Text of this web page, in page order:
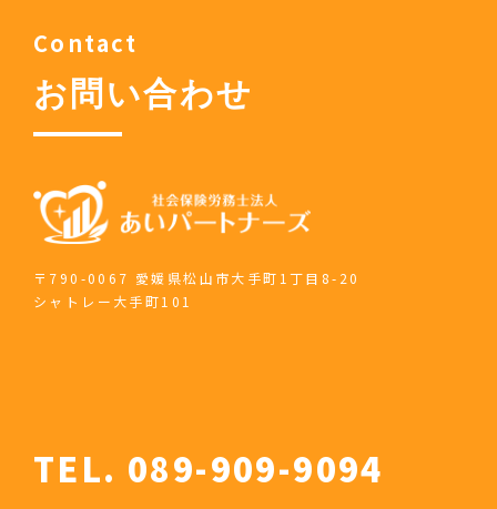
Contact
お問い合わせ
〒790-0067 愛媛県松山市大手町1丁目8-20
シャトレー大手町101
TEL. 089-909-9094